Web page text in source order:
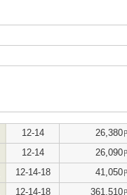
12-14 26,380
12-14 26,090
12-14-18 41,050
12-14-18 361,510